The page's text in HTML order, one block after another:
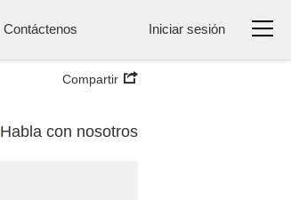
Contáctenos Iniciar sesión
Compartir
Habla con nosotros